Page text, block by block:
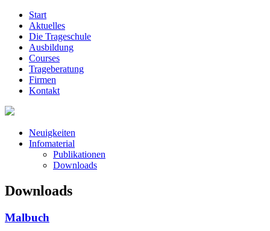
Start
Aktuelles
Die Trageschule
Ausbildung
Courses
Trageberatung
Firmen
Kontakt
Neuigkeiten
Infomaterial
Publikationen
Downloads
Downloads
Malbuch